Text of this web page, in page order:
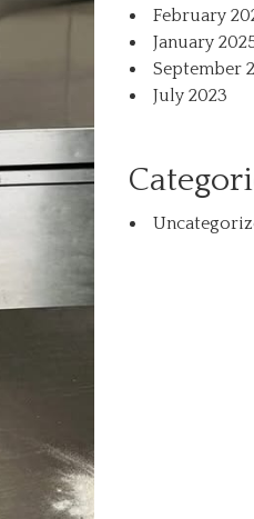
February
January
September
July 2023